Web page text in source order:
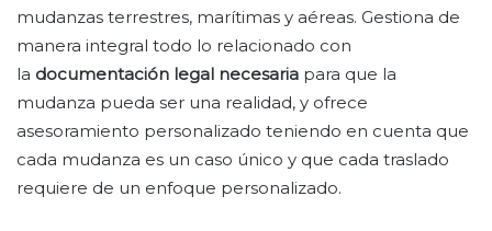
mudanzas terrestres, marítimas y aéreas. Gestiona de
manera integral todo lo relacionado con
la documentación legal necesaria para que la
mudanza pueda ser una realidad, y ofrece
asesoramiento personalizado teniendo en cuenta que
cada mudanza es un caso único y que cada traslado
requiere de un enfoque personalizado.